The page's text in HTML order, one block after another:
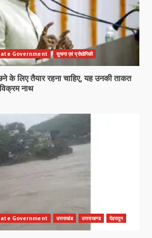
Government सुचना एवं प्रोद्योगिकी
के लिए तैयार रहना चाहिए, यह उनकी ताकत
नाथ
Government उत्तराखंड उत्तराखण्ड देहरादून